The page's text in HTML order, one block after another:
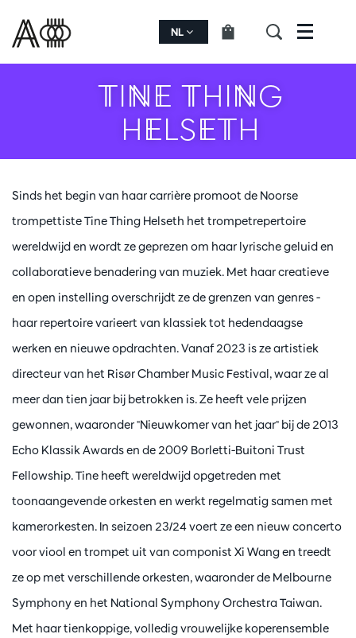
NL Menu
TINE THING
HELSETH
Sinds het begin van haar carrière promoot de Noorse
trompettiste Tine Thing Helseth het trompetrepertoire
wereldwijd en wordt ze geprezen om haar lyrische geluid en
collaboratieve benadering van muziek. Met haar creatieve
en open instelling overschrijdt ze de grenzen van genres -
haar repertoire varieert van klassiek tot hedendaagse
werken en nieuwe opdrachten. Vanaf 2023 is ze artistiek
directeur van het Risør Chamber Music Festival, waar ze al
meer dan tien jaar bij betrokken is. Ze heeft vele prijzen
gewonnen, waaronder "Nieuwkomer van het jaar" bij de 2013
Echo Klassik Awards en de 2009 Borletti-Buitoni Trust
Fellowship. Tine heeft wereldwijd opgetreden met
toonaangevende orkesten en werkt regelmatig samen met
kamerorkesten. In seizoen 23/24 voert ze een nieuw concerto
voor viool en trompet uit van componist Xi Wang en treedt
ze op met verschillende orkesten, waaronder de Melbourne
Symphony en het National Symphony Orchestra Taiwan.
Met haar tienkoppige, volledig vrouwelijke koperensemble